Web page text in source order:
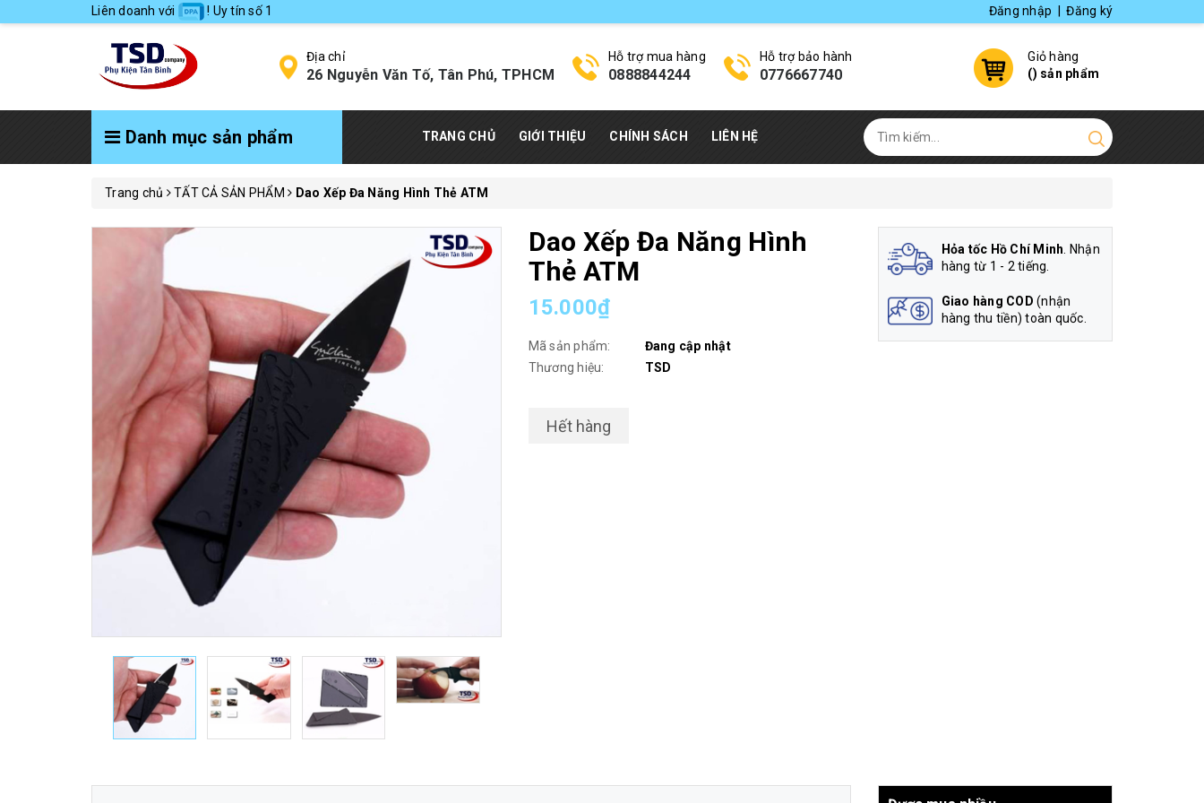
Liên doanh với ! Uy tín số 1 Đăng nhập Đăng ký
Địa chỉ
26 Nguyễn Văn Tố, Tân Phú, TPHCM
Hỗ trợ mua hàng
0888844244
Hỗ trợ bảo hành
0776667740
Giỏ hàng
() sản phẩm
Danh mục sản phẩm TRANG CHỦ GIỚI THIỆU CHÍNH SÁCH LIÊN HỆ
Trang chủ TẤT CẢ SẢN PHẨM Dao Xếp Đa Năng Hình Thẻ ATM
Dao Xếp Đa Năng Hình
Thẻ ATM
15.000₫
Mã sản phẩm:
Đang cập nhật
Thương hiệu:
TSD
Hết hàng
Hỏa tốc Hồ Chí Minh. Nhận
hàng từ 1 - 2 tiếng.
Giao hàng COD (nhận
hàng thu tiền) toàn quốc.